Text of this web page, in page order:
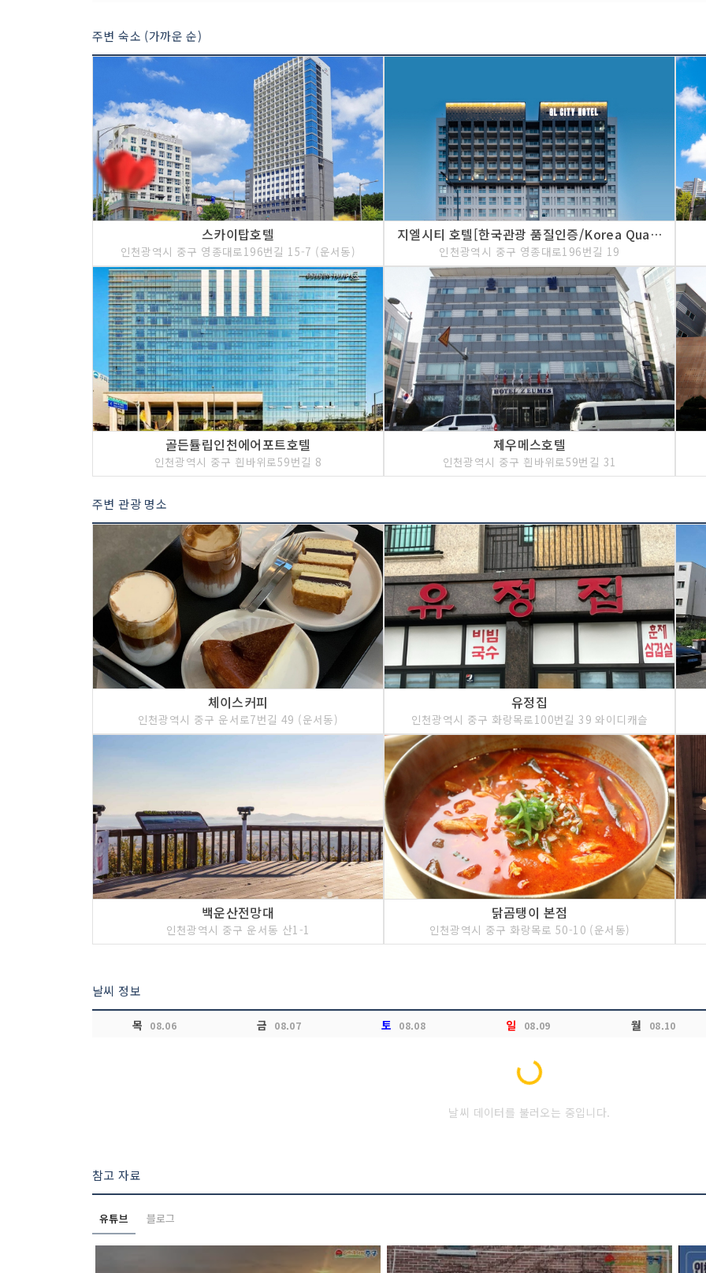
주변 숙소 (가까운 순)
스카이탑호텔
인천광역시 중구 영종대로196번길 15-7 (운서동)
지엘시티 호텔[한국관광 품질인증/Korea Quality]
인천광역시 중구 영종대로196번길 19
골든튤립인천에어포트호텔
인천광역시 중구 흰바위로59번길 8
제우메스호텔
인천광역시 중구 흰바위로59번길 31
주변 관광 명소
체이스커피
인천광역시 중구 운서로7번길 49 (운서동)
유정집
인천광역시 중구 화랑목로100번길 39 와이디캐슬
백운산전망대
인천광역시 중구 운서동 산1-1
닭곰탱이 본점
인천광역시 중구 화랑목로 50-10 (운서동)
날씨 정보
목 08.06 금 08.07 토 08.08 일 08.09 월 08.10
Loading...
날씨 데이터를 불러오는 중입니다.
참고 자료
유튜브 블로그